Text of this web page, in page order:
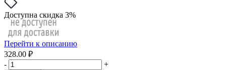
Доступна скидка 3%
Перейти к описанию
328.00 ₽
-
+